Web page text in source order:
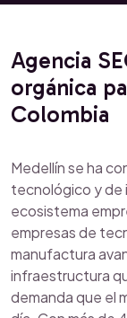
Agencia
orgánica
Colombia
Medellín se ha
tecnológico y de
ecosistema
empresas de
manufactura
infraestructura
demanda que el